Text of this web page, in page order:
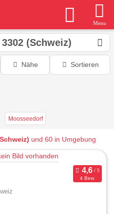
Menu
(Schweiz)
Nähe Sortieren
Moosseedorf
und 60 in Umgebung
4 Bew.